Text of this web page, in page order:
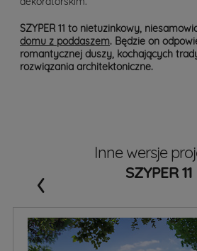
SZYPER 11 to nietuzinkowy,
domu z poddaszem. Będzie on
romantycznej duszy, kochających
rozwiązania architektoniczne.
Inne wersje
SZYPER 11
‹